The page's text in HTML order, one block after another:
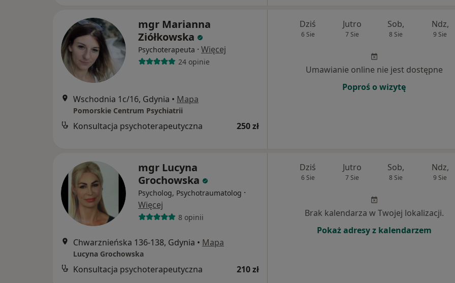
mgr Marianna
Ziółkowska
Psychoterapeuta · Więcej
24 opinie
Wschodnia 1c/16, Gdynia • Mapa
Pomorskie Centrum Psychiatrii
Konsultacja psychoterapeutyczna 250 zł
Dziś
6 Sie
Jutro
7 Sie
Sob,
8 Sie
Ndz,
9 Sie
Umawianie online nie jest dostępne
Poproś o wizytę
mgr Lucyna
Grochowska
Psycholog, Psychotraumatolog ·
Więcej
8 opinii
Chwarznieńska 136-138, Gdynia • Mapa
Lucyna Grochowska
Konsultacja psychoterapeutyczna 210 zł
Dziś
6 Sie
Jutro
7 Sie
Sob,
8 Sie
Ndz,
9 Sie
Brak kalendarza w Twojej lokalizacji.
Pokaż adresy z kalendarzem